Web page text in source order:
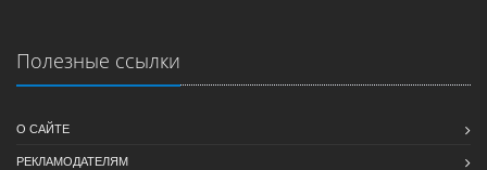
Полезные ссылки
О САЙТЕ
РЕКЛАМОДАТЕЛЯМ